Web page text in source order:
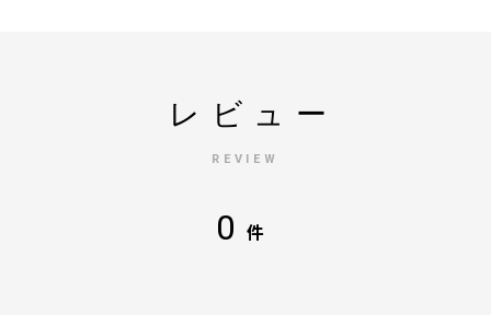
レビュー
REVIEW
0 件